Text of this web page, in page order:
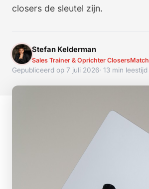
closers de sleutel zijn.
Stefan Kelderman
Sales Trainer & Oprichter ClosersMatch
Gepubliceerd op 7 juli 2026· 13 min leestijd